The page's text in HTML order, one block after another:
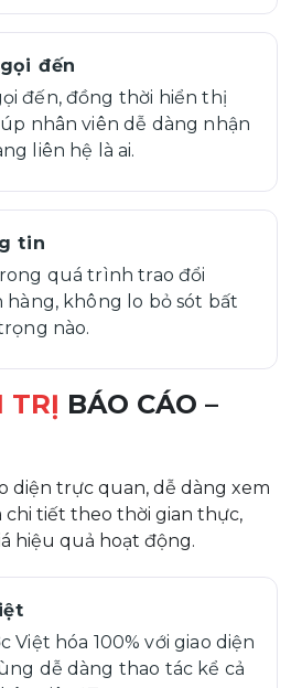
đến
đến, đồng thời hiển thị
nhân viên dễ dàng nhận
liên hệ là ai.
tin
quá trình trao đổi
không lo bỏ sót bất
nào.
TRỊ BÁO CÁO –
diện trực quan, dễ dàng xem
chi tiết theo thời gian thực,
hiệu quả hoạt động.
Việt hóa 100% với giao diện
dễ dàng thao tác kể cả